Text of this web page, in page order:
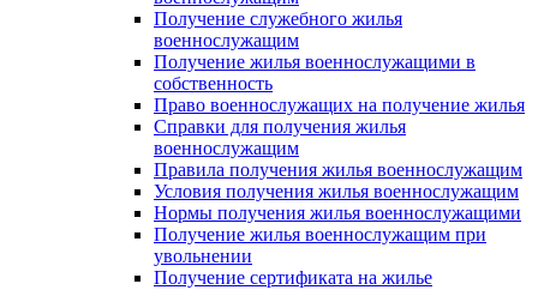
Получение служебного жилья
военнослужащим
Получение жилья военнослужащими в
собственность
Право военнослужащих на получение жилья
Справки для получения жилья
военнослужащим
Правила получения жилья военнослужащим
Условия получения жилья военнослужащим
Нормы получения жилья военнослужащими
Получение жилья военнослужащим при
увольнении
Получение сертификата на жилье